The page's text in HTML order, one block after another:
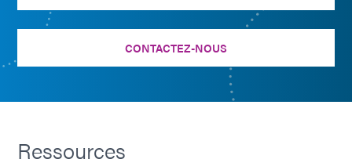
CONTACTEZ-NOUS
Ressources